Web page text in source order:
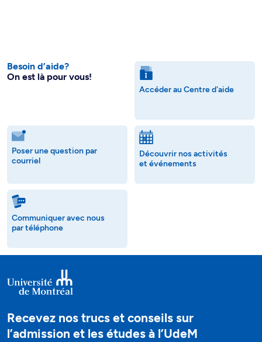
Besoin d’aide?
On est là pour vous!
Accéder au Centre d'aide
Poser une question par
courriel
Découvrir nos activités
et événements
Communiquer avec nous
par téléphone
Recevez nos trucs et conseils sur
l’admission et les études à l’UdeM